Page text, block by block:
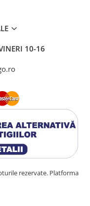
10-16
rezervate. Platforma